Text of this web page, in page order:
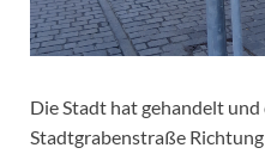
Die Stadt hat gehandelt und
Stadtgrabenstraße